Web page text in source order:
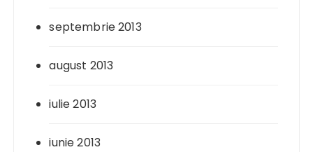
septembrie 2013
august 2013
iulie 2013
iunie 2013